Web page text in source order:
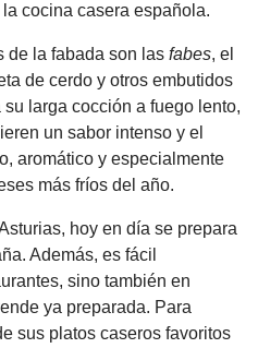
cocina casera española.
de la fabada son las fabes, el
de cerdo y otros embutidos
larga cocción a fuego lento,
un sabor intenso y el
aromático y especialmente
más fríos del año.
hoy en día se prepara
Además, es fácil
sino también en
ya preparada. Para
sus platos caseros favoritos